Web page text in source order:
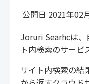
公開日 2021年02
Joruri Searhcは、
ト内検索のサービ
サイト内検索の結